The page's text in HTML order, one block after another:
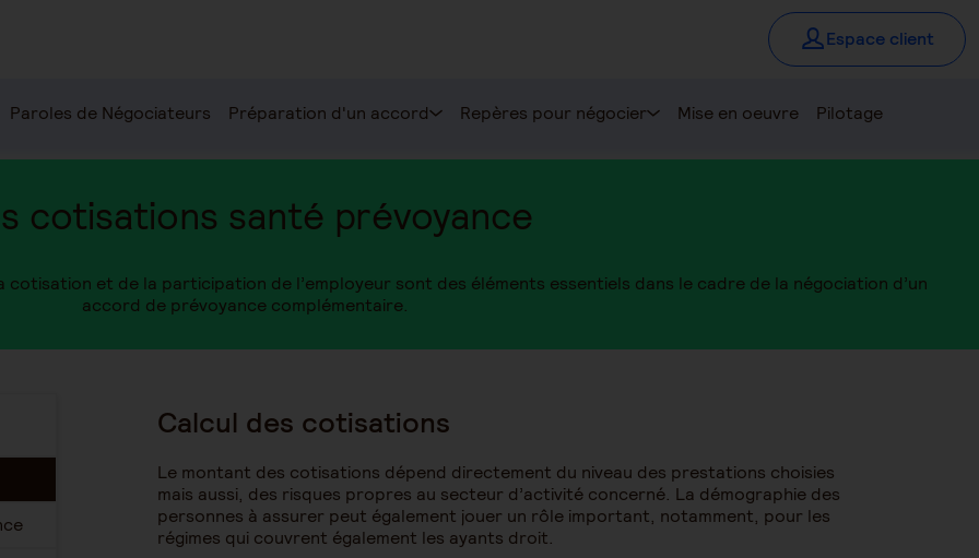
Espace client
Paroles de Négociateurs Préparation d'un accord Repères pour négocier Mise en oeuvre Pilotage
cotisations santé prévoyance
et de la participation de l’employeur sont des éléments essentiels dans le cadre de la négociation d’un
accord de prévoyance complémentaire.
Calcul des cotisations
Le montant des cotisations dépend directement du niveau des prestations choisies
mais aussi, des risques propres au secteur d’activité concerné. La démographie des
personnes à assurer peut également jouer un rôle important, notamment, pour les
régimes qui couvrent également les ayants droit.